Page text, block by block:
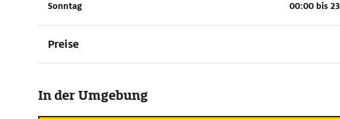
Sonntag 00:00 bis
Preise
In der Umgebung